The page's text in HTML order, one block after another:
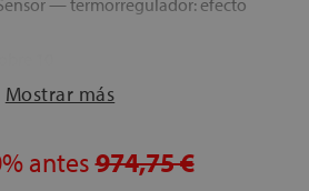
— termorregulador: efecto
Sí — 700 muelles
Mostrar más
antes974,75 €